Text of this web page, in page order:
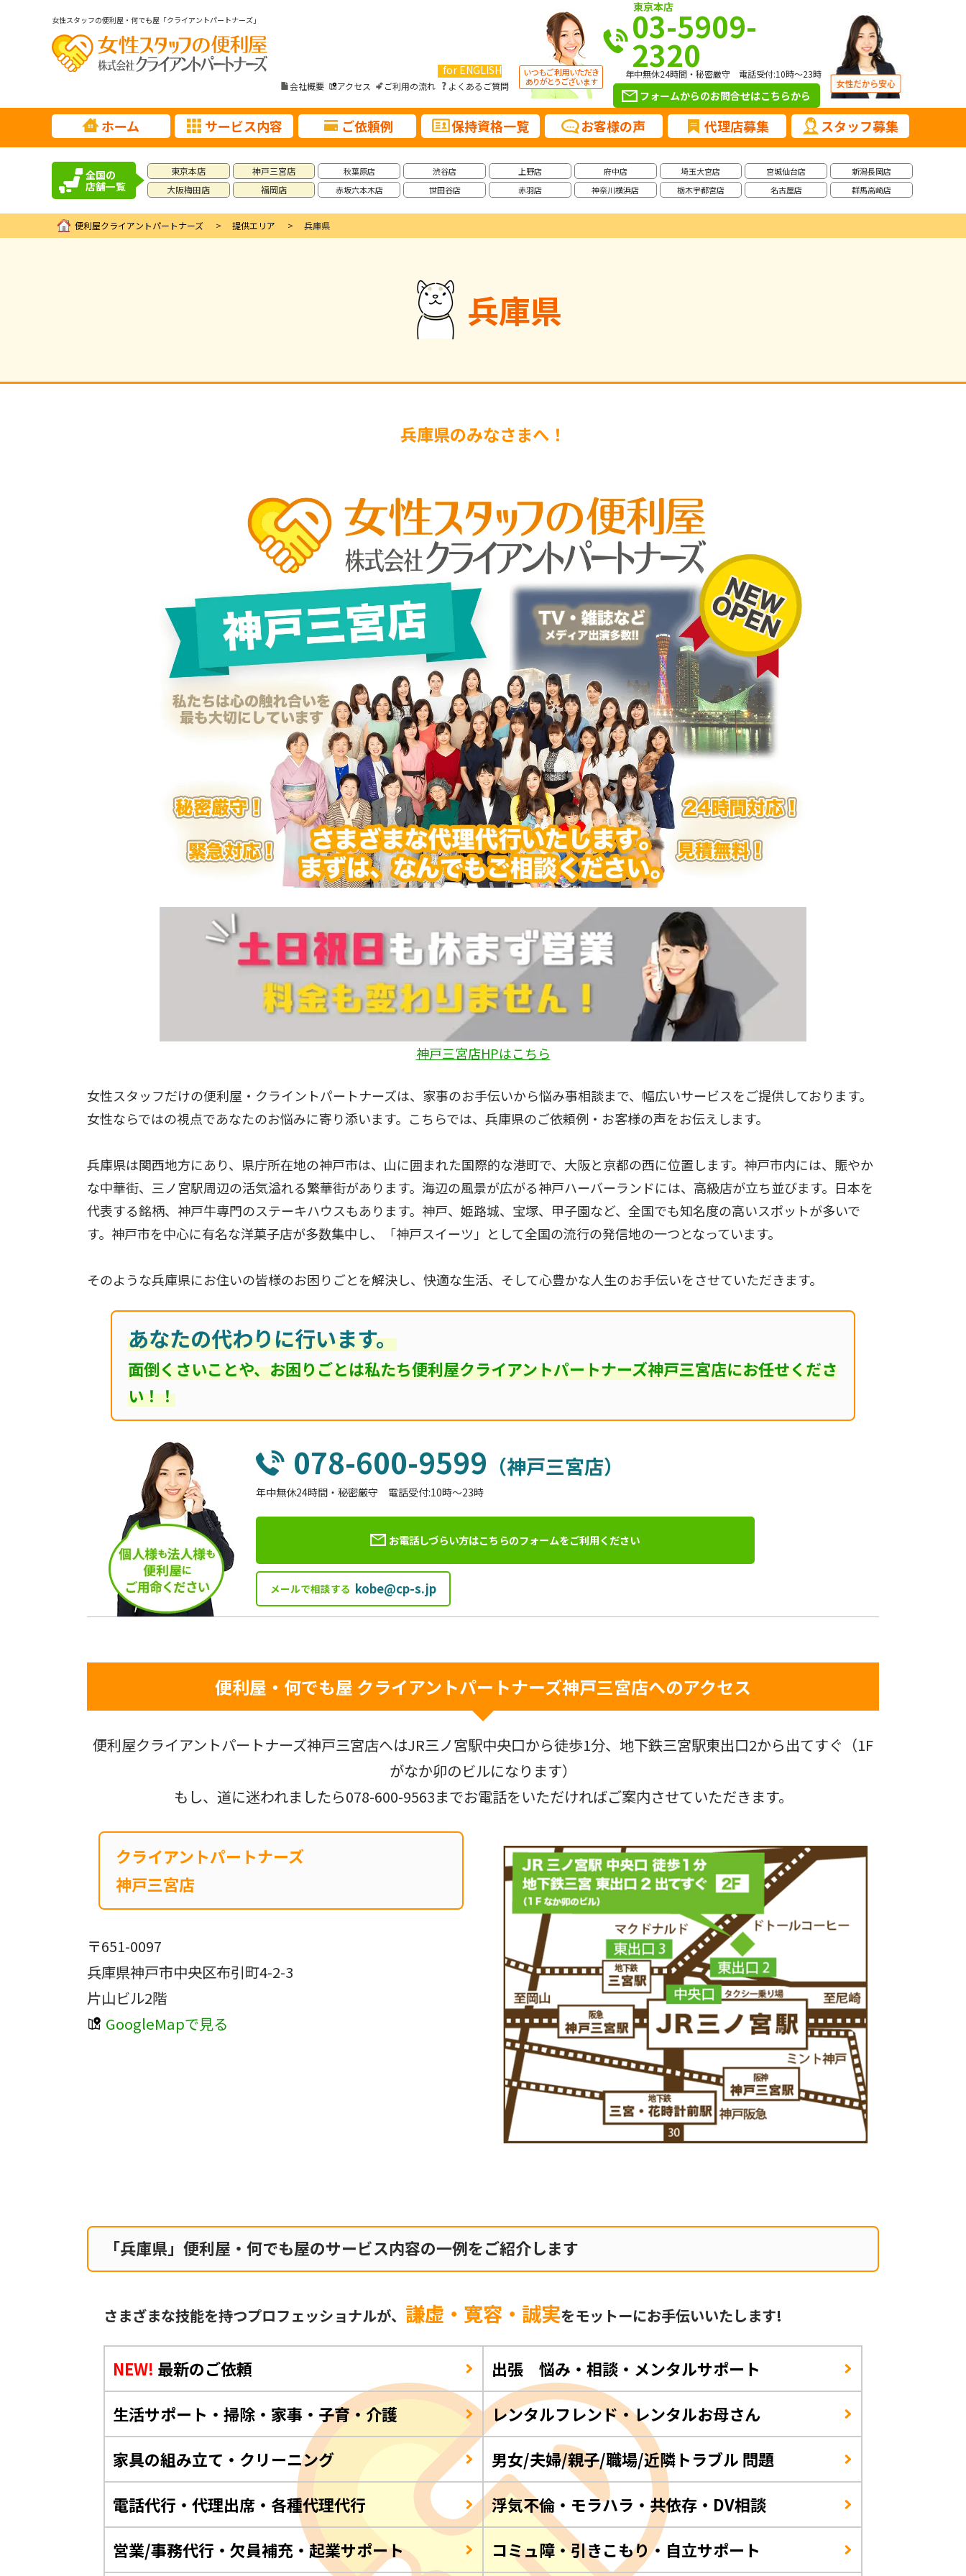
女性スタッフの便利屋・何でも屋「クライアントパートナーズ」
for ENGLISH
会社概要 アクセス ご利用の流れ よくあるご質問
東京本店
03-5909-
2320
年中無休24時間・秘密厳守 電話受付:10時～23時
フォームからのお問合せはこちらから
ホーム サービス内容 ご依頼例 保持資格一覧 お客様の声 代理店募集 スタッフ募集
全国の
店舗一覧
東京本店
大阪梅田店
神戸三宮店
福岡店
秋葉原店
赤坂六本木店
渋谷店
世田谷店
上野店
赤羽店
府中店
神奈川横浜店
埼玉大宮店
栃木宇都宮店
宮城仙台店
名古屋店
新潟長岡店
群馬高崎店
便利屋クライアントパートナーズ 提供エリア 兵庫県
兵庫県
兵庫県のみなさまへ！
神戸三宮店HPはこちら
女性スタッフだけの便利屋・クライントパートナーズは、家事のお手伝いから悩み事相談まで、幅広いサービスをご提供しております。
女性ならではの視点であなたのお悩みに寄り添います。こちらでは、兵庫県のご依頼例・お客様の声をお伝えします。
兵庫県は関西地方にあり、県庁所在地の神戸市は、山に囲まれた国際的な港町で、大阪と京都の西に位置します。神戸市内には、賑やか
な中華街、三ノ宮駅周辺の活気溢れる繁華街があります。海辺の風景が広がる神戸ハーバーランドには、高級店が立ち並びます。日本を
代表する銘柄、神戸牛専門のステーキハウスもあります。神戸、姫路城、宝塚、甲子園など、全国でも知名度の高いスポットが多いで
す。神戸市を中心に有名な洋菓子店が多数集中し、「神戸スイーツ」として全国の流行の発信地の一つとなっています。
そのような兵庫県にお住いの皆様のお困りごとを解決し、快適な生活、そして心豊かな人生のお手伝いをさせていただきます。
あなたの代わりに行います。
面倒くさいことや、お困りごとは私たち便利屋クライアントパートナーズ神戸三宮店にお任せくださ
い！！
078-600-9599 （神戸三宮店）
年中無休24時間・秘密厳守 電話受付:10時～23時
お電話しづらい方はこちらのフォームをご利用ください
メールで相談する kobe@cp-s.jp
便利屋・何でも屋 クライアントパートナーズ神戸三宮店へのアクセス
便利屋クライアントパートナーズ神戸三宮店へはJR三ノ宮駅中央口から徒歩1分、地下鉄三宮駅東出口2から出てすぐ（1F
がなか卯のビルになります）
もし、道に迷われましたら078-600-9563までお電話をいただければご案内させていただきます。
クライアントパートナーズ
神戸三宮店
〒651-0097
兵庫県神戸市中央区布引町4-2-3
片山ビル2階
GoogleMapで見る
「兵庫県」便利屋・何でも屋のサービス内容の一例をご紹介します
さまざまな技能を持つプロフェッショナルが、謙虚・寛容・誠実をモットーにお手伝いいたします!
NEW! 最新のご依頼
出張 悩み・相談・メンタルサポート
生活サポート・掃除・家事・子育・介護
レンタルフレンド・レンタルお母さん
家具の組み立て・クリーニング
男女/夫婦/親子/職場/近隣トラブル 問題
電話代行・代理出席・各種代理代行
浮気不倫・モラハラ・共依存・DV相談
営業/事務代行・欠員補充・起業サポート
コミュ障・引きこもり・自立サポート